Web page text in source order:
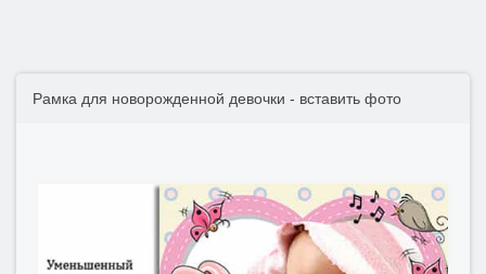
Рамка для новорожденной девочки - вставить фото